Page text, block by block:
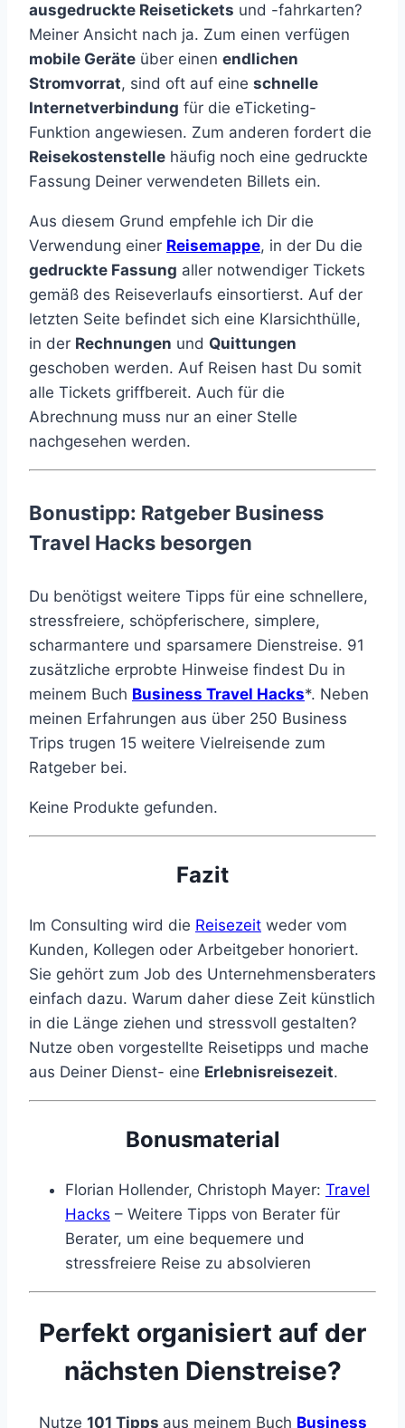
ausgedruckte Reisetickets und -fahrkarten?
Meiner Ansicht nach ja. Zum einen verfügen
mobile Geräte über einen endlichen
Stromvorrat, sind oft auf eine schnelle
Internetverbindung für die eTicketing-
Funktion angewiesen. Zum anderen fordert die
Reisekostenstelle häufig noch eine gedruckte
Fassung Deiner verwendeten Billets ein.
Aus diesem Grund empfehle ich Dir die
Verwendung einer Reisemappe, in der Du die
gedruckte Fassung aller notwendiger Tickets
gemäß des Reiseverlaufs einsortierst. Auf der
letzten Seite befindet sich eine Klarsichthülle,
in der Rechnungen und Quittungen
geschoben werden. Auf Reisen hast Du somit
alle Tickets griffbereit. Auch für die
Abrechnung muss nur an einer Stelle
nachgesehen werden.
Bonustipp: Ratgeber Business
Travel Hacks besorgen
Du benötigst weitere Tipps für eine schnellere,
stressfreiere, schöpferischere, simplere,
scharmantere und sparsamere Dienstreise. 91
zusätzliche erprobte Hinweise findest Du in
meinem Buch Business Travel Hacks*. Neben
meinen Erfahrungen aus über 250 Business
Trips trugen 15 weitere Vielreisende zum
Ratgeber bei.
Keine Produkte gefunden.
Fazit
Im Consulting wird die Reisezeit weder vom
Kunden, Kollegen oder Arbeitgeber honoriert.
Sie gehört zum Job des Unternehmensberaters
einfach dazu. Warum daher diese Zeit künstlich
in die Länge ziehen und stressvoll gestalten?
Nutze oben vorgestellte Reisetipps und mache
aus Deiner Dienst- eine Erlebnisreisezeit.
Bonusmaterial
Florian Hollender, Christoph Mayer: Travel
Hacks – Weitere Tipps von Berater für
Berater, um eine bequemere und
stressfreiere Reise zu absolvieren
Perfekt organisiert auf der
nächsten Dienstreise?
Nutze 101 Tipps aus meinem Buch Business